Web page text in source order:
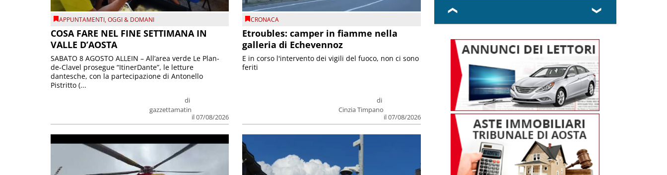
APPUNTAMENTI,OGGI & DOMANI
COSA FARE NEL FINE SETTIMANA IN
VALLE D’AOSTA
di
gazzettamatin
il 07/08/2026
SABATO 8 AGOSTO ALLEIN – All’area verde Le Plan-
de-Clavel prosegue “ItinerDante”, le letture
dantesche, con la partecipazione di Antonello
Pistritto (...
CRONACA
Etroubles: camper in fiamme nella
galleria di Echevennoz
di
Cinzia Timpano
il 07/08/2026
E in corso l'intervento dei vigili del fuoco, non ci sono
feriti
❮ ❯